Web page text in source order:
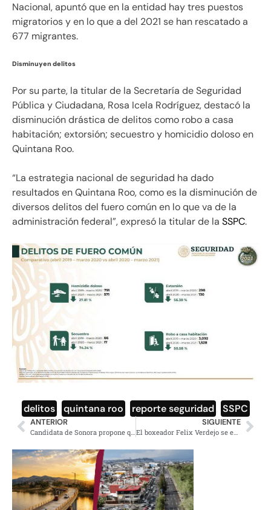
Nacional, apuntó que en la entidad hay tres puestos
migratorios y en lo que a del 2021 se han rescatado a
677 migrantes.
Disminuyen delitos
Por su parte, la titular de la Secretaría de Seguridad
Pública y Ciudadana, Rosa Icela Rodríguez, destacó la
disminución drástica de delitos como robo a casa
habitación; extorsión; secuestro y homicidio doloso en
Quintana Roo.
“La estrategia nacional de seguridad ha dado
resultados en Quintana Roo, como es la disminución de
diversos delitos del fuero común en lo que va de la
administración federal”, expresó la titular de la SSPC.
delitos quintana roo reporte seguridad SSPC
ANTERIOR SIGUIENTE
El boxeador Felix Verdejo se entrega a las autoridades por feminicidio de su amante